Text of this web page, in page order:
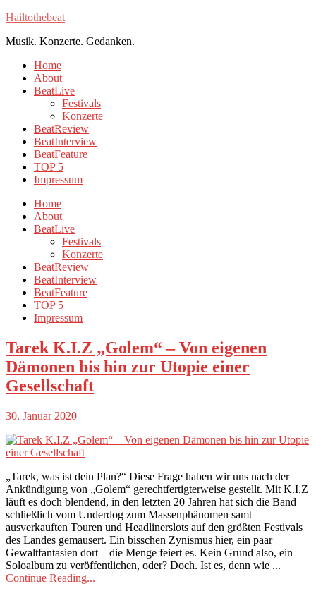
Hailtothebeat
Musik. Konzerte. Gedanken.
Home
About
BeatLive
Festivals
Konzerte
BeatReview
BeatInterview
BeatFeature
TOP 5
Impressum
Home
About
BeatLive
Festivals
Konzerte
BeatReview
BeatInterview
BeatFeature
TOP 5
Impressum
Tarek K.I.Z „Golem“ – Von eigenen
Dämonen bis hin zur Utopie einer
Gesellschaft
30. Januar 2020
„Tarek, was ist dein Plan?“ Diese Frage haben wir uns nach der
Ankündigung von „Golem“ gerechtfertigterweise gestellt. Mit K.I.Z
läuft es doch blendend, in den letzten 20 Jahren hat sich die Band
schließlich vom Underdog zum Massenphänomen samt
ausverkauften Touren und Headlinerslots auf den größten Festivals
des Landes gemausert. Ein bisschen Zynismus hier, ein paar
Gewaltfantasien dort – die Menge feiert es. Kein Grund also, ein
Soloalbum zu veröffentlichen, oder? Doch. Ist es, denn wie ...
Continue Reading...